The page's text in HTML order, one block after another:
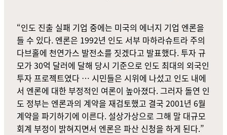
“인도 진출 실패 기업 중에는 미국의 에너지 기업 엔론을
들 수 있다. 엔론은 1992년 인도 서부 마하라슈트라 주의
다브홀에 천연가스 발전소를 짓겠다고 발표했다. 투자 규
모가 30억 달러에 달해 당시 기준으로 인도 최대의 외국인
투자 프로젝트였다 … 시민들은 시위에 나섰고 인도 내에
서 엔론에 대한 부정적인 여론이 높아졌다. 그러자 돌연 인
도 정부는 엔론과의 계약을 재검토했고 결국 2001년 6월
계약을 파기하기에 이른다. 설상가상으로 그해 말 대규모
회계 부정이 밝혀지면서 엔론은 파산 신청을 하게 된다.”